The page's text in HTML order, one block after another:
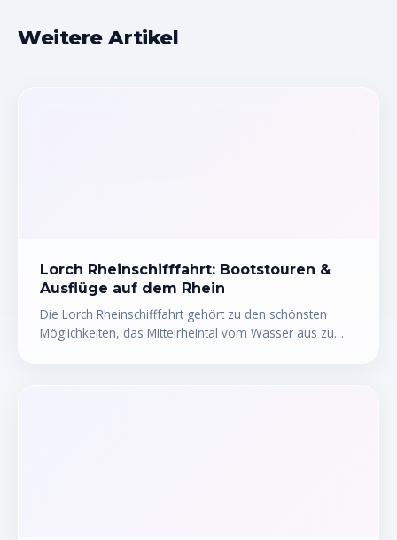
Weitere Artikel
Lorch Rheinschifffahrt: Bootstouren &
Ausflüge auf dem Rhein
Die Lorch Rheinschifffahrt gehört zu den schönsten
Möglichkeiten, das Mittelrheintal vom Wasser aus zu